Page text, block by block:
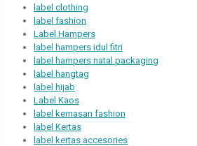
label clothing
label fashion
Label Hampers
label hampers idul fitri
label hampers natal packaging
label hangtag
label hijab
Label Kaos
label kemasan fashion
label Kertas
label kertas accesories